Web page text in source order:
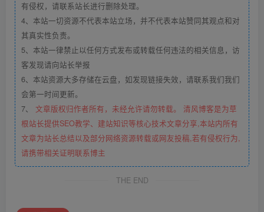
有侵权，请联系站长进行删除处理。
4、本站一切资源不代表本站立场，并不代表本站赞同其观点和对
其真实性负责。
5、本站一律禁止以任何方式发布或转载任何违法的相关信息，访
客发现请向站长举报
6、本站资源大多存储在云盘，如发现链接失效，请联系我们我们
会第一时间更新。
7、 文章版权归作者所有，未经允许请勿转载。 清风博客是为草
根站长提供SEO教学、建站知识等核心技术文章分享,本站内所有
文章为站长总结以及部分网络资源转载或网友投稿,若有侵权行为,
请携带相关证明联系博主
THE END